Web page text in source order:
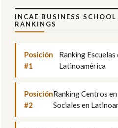
INCAE BUSINESS SCHOOL
RANKINGS
Posición
#1
Ranking
Latinoamérica
Posición
#2
Ranking Centros
Sociales en